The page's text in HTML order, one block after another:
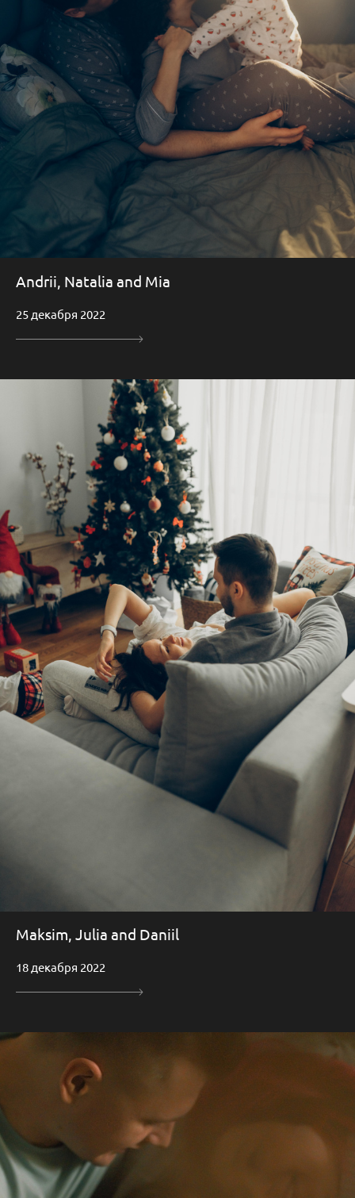
Andrii, Natalia and Mia
25 декабря 2022
Maksim, Julia and Daniil
18 декабря 2022